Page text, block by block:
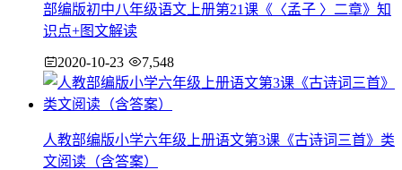
部编版初中八年级语文上册第21课《〈孟子 〉二章》知
识点+图文解读
2020-10-23 7,548
人教部编版小学六年级上册语文第3课《古诗词三首》类
文阅读（含答案）